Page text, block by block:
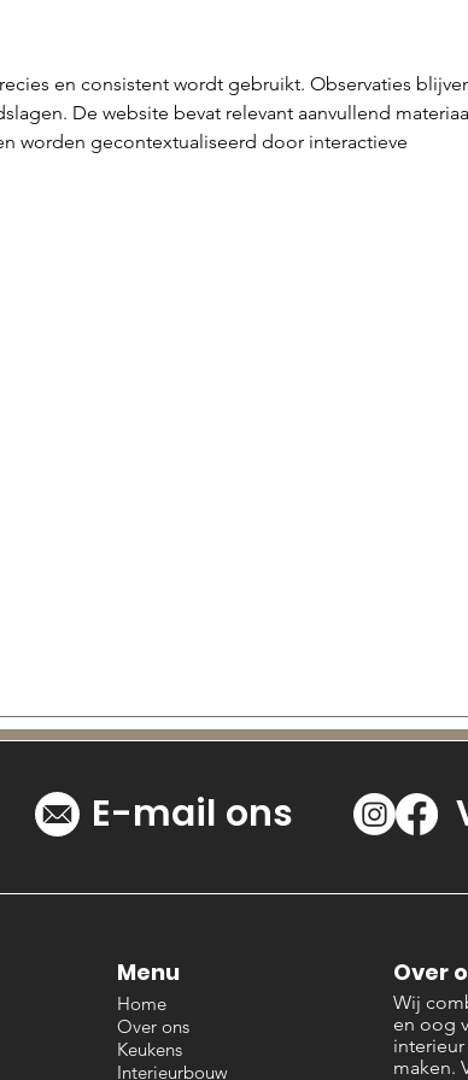
en consistent wordt gebruikt. Observaties
De website bevat relevant aanvullend
worden gecontextualiseerd door interactieve
E-mail ons
Menu
Home
Over ons
Keukens
Interieurbouw
Over
Wij
en oog
maken.